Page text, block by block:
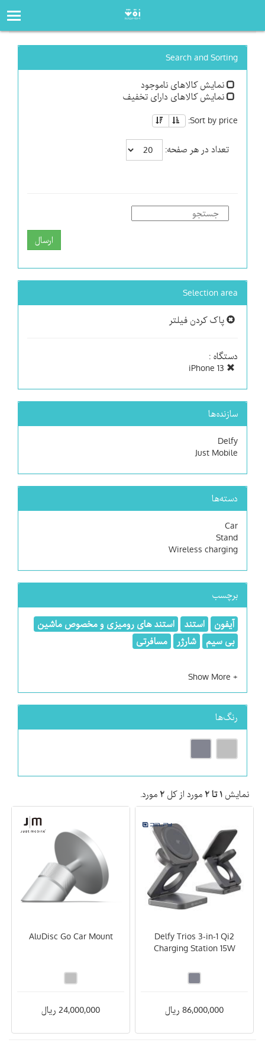
Search and Sorting
نمایش کالاهای ناموجود
نمایش کالاهای دارای تخفیف
Sort by price:
تعداد در هر صفحه:
ارسال
Selection area
پاک کردن فیلتر
دستگاه :
سازنده‌ها
Delfy
Just Mobile
دسته‌ها
Car
Stand
Wireless charging
برچسب
آیفون استند
استند های رومیزی و مخصوص ماشین
بی سیم
شارژر مسافرتی
رنگ‌ها
نمایش ۱ تا ۲ مورد از کل ۲ مورد.
Delfy Trios 3-in-1 Qi2
Charging Station 15W
86,000,000 ریال
AluDisc Go Car Mount
24,000,000 ریال